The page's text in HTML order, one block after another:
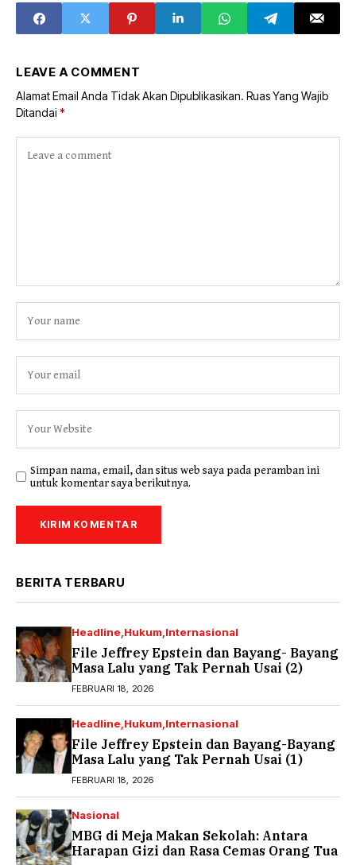
LEAVE A COMMENT
Alamat Email Anda Tidak Akan Dipublikasikan. Ruas Yang Wajib
Ditandai *
Simpan nama, email, dan situs web saya pada peramban ini
untuk komentar saya berikutnya.
BERITA TERBARU
Headline Hukum Internasional
File Jeffrey Epstein dan Bayang- Bayang
Masa Lalu yang Tak Pernah Usai (2)
FEBRUARI 18, 2026
Headline Hukum Internasional
File Jeffrey Epstein dan Bayang-Bayang
Masa Lalu yang Tak Pernah Usai (1)
FEBRUARI 18, 2026
Nasional
MBG di Meja Makan Sekolah: Antara
Harapan Gizi dan Rasa Cemas Orang Tua